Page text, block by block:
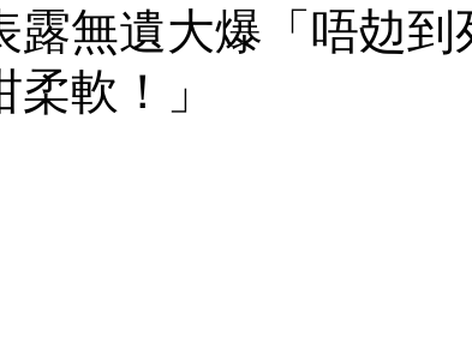
露無遺大爆「唔攰到
軟！」